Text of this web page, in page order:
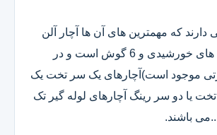
دارند که مهمترین های آن ها آچار آلن
(خود آن شامل آلن های خورشیدی و 6 گوش است و در
موجود است)آچارهای یک سر تخت یک
یا دو سر رینگ آچارهای لوله گیر تک
باشند.